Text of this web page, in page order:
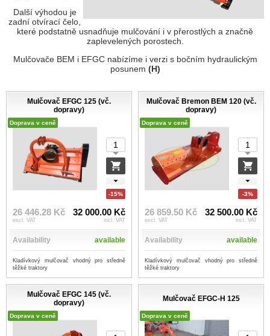
Další výhodou je
zadní otvírací čelo,
které podstatně usnadňuje mulčování i v přerostlých a značně
zaplevelených porostech.
Mulčovače BEM i EFGC nabízíme i verzi s bočním hydraulickým
posunem (H)
Mulčovač EFGC 125 (vč.
dopravy)
Doprava v ceně
-15%
26 446.28 Kč
excl. VAT
32 000.00 Kč
incl. VAT
Availability available
Kladívkový mulčovač vhodný pro středně
těžké traktory
Mulčovač Bremon BEM 120 (vč.
dopravy)
Doprava v ceně
-3%
26 859.50 Kč
excl. VAT
32 500.00 Kč
incl. VAT
Availability available
Kladívkový mulčovač vhodný pro středně
těžké traktory
Mulčovač EFGC 145 (vč.
dopravy)
Doprava v ceně
Mulčovač EFGC-H 125
Doprava v ceně